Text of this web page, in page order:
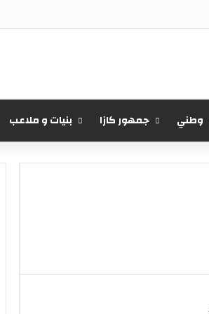
وطني جمهور كازا بنيات و ملاعب